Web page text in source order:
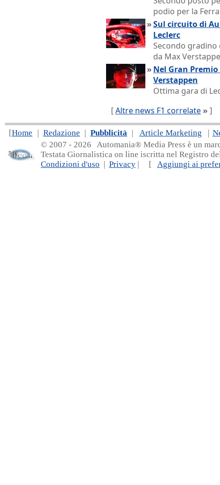
podio per la
»Sul circuito di
Leclerc
Secondo gradino
da Max
» Nel Gran
Verstappen
Ottima gara di
[Altre news F1 correlate » ]
[Home | Redazione | Pubblicità | Article Marketing |
© 2007 - 2026 Automania® Media Press è un
Testata Giornalistica on line iscritta nel Registro
Condizioni d'uso | Privacy | [ Aggiungi ai